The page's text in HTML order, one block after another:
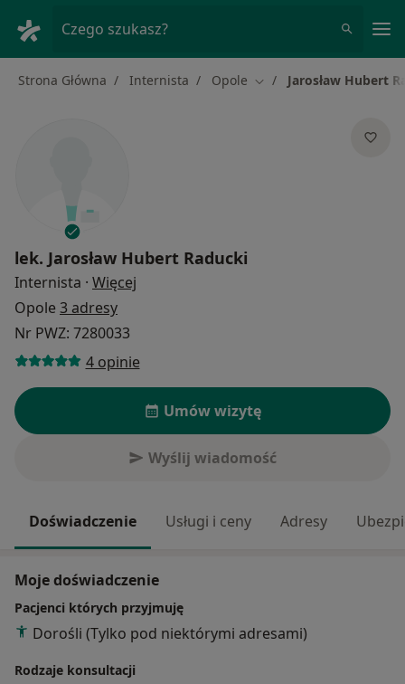
Czego szukasz?
Strona Główna Internista Opole Zmień miasto
Jarosław Hubert
lek. Jarosław Hubert Raducki
Internista · Więcej
Opole 3 adresy
Nr PWZ: 7280033
4 opinie
Umów wizytę
Wyślij wiadomość
Doświadczenie Usługi i ceny Adresy
Moje doświadczenie
Pacjenci których przyjmuję
Dorośli (Tylko pod niektórymi adresami)
Rodzaje konsultacji